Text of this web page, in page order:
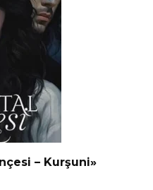
– Kurşuni»